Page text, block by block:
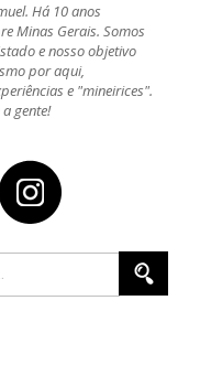
Há 10 anos
Minas Gerais. Somos
e nosso objetivo
por aqui,
e "mineirices".
gente!